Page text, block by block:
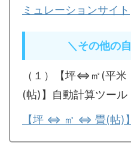
ミュレーションサイト
＼その他の
（１）【坪⇔㎡(平
(帖)】自動計算ツール
【坪 ⇔ ㎡ ⇔ 畳(帖)